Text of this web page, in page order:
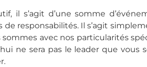
il s’agit d’une somme
responsabilités. Il s’agit
avec nos particularités
ne sera pas le leader que vous